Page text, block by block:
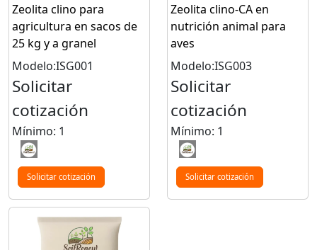
Zeolita clino para
agricultura en sacos de
25 kg y a granel
Modelo:ISG001
Solicitar
cotización
Mínimo: 1
Solicitar cotización
Zeolita clino-CA en
nutrición animal para
aves
Modelo:ISG003
Solicitar
cotización
Mínimo: 1
Solicitar cotización